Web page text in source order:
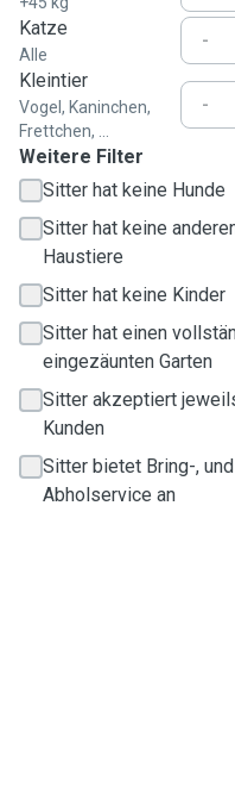
Katze
Alle
-
Kleintier
Vogel, Kaninchen,
Frettchen, ...
-
Weitere Filter
Sitter hat keine Hunde
Sitter hat keine
Haustiere
Sitter hat keine Kinder
Sitter hat einen
eingezäunten Garten
Sitter akzeptiert
Kunden
Sitter bietet Bring-, und
Abholservice an